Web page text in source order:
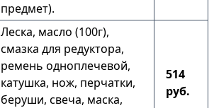
предмет).
Леска, масло (100г),
смазка для редуктора,
ремень одноплечевой,
катушка, нож, перчатки,
беруши, свеча, маска,
514
руб.